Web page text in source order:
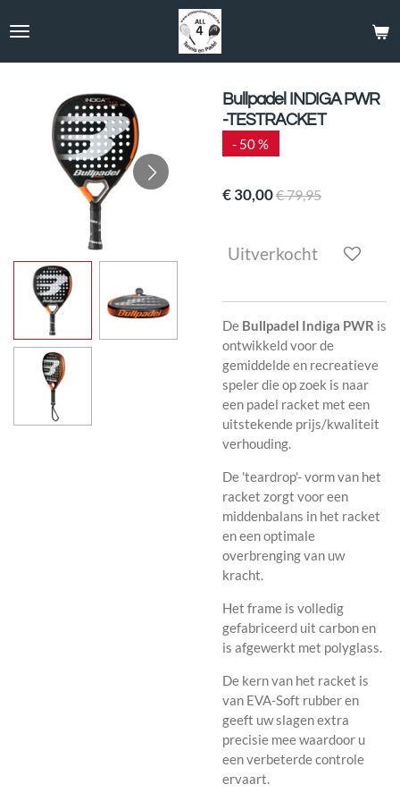
direct
hoofdinhoud
Bullpadel INDIGA PWR
-TESTRACKET
- 50 %
€ 30,00€ 79,95
Uitverkocht
De Bullpadel Indiga PWR is
ontwikkeld voor de
gemiddelde en recreatieve
speler die op zoek is naar
een padel racket met een
uitstekende prijs/kwaliteit
verhouding.
De 'teardrop'- vorm van het
racket zorgt voor een
middenbalans in het racket
en een optimale
overbrenging van uw
kracht.
Het frame is volledig
gefabriceerd uit carbon en
is afgewerkt met polyglass.
De kern van het racket is
van EVA-Soft rubber en
geeft uw slagen extra
precisie mee waardoor u
een verbeterde controle
ervaart.